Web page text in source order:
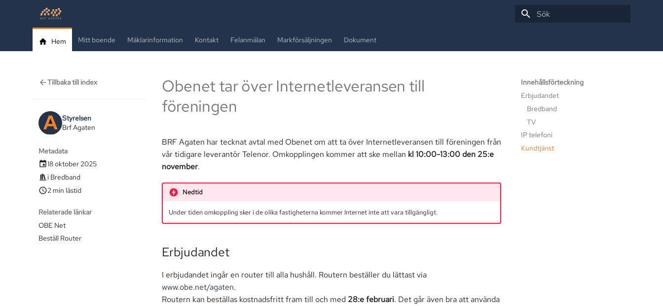
Hem Mitt boende Mäklarinformation Kontakt Felanmälan Markförsäljningen Dokument
Innehållsförteckning
Erbjudandet
Bredband
TV
IP telefoni
Kundtjänst
Tillbaka till index
Styrelsen
Brf Agaten
Metadata
18 oktober 2025
i Bredband
2 min lästid
Relaterade länkar
OBE Net
Beställ Router
Obenet tar över Internetleveransen till
föreningen
BRF Agaten har tecknat avtal med Obenet om att ta över Internetleveransen till föreningen från
vår tidigare leverantör Telenor. Omkopplingen kommer att ske mellan kl 10:00-13:00 den 25:e
november.
Nedtid
Under tiden omkoppling sker i de olika fastigheterna kommer Internet inte att vara tillgängligt.
Erbjudandet
I erbjudandet ingår en router till alla hushåll. Routern beställer du lättast via
www.obe.net/agaten.
Routern kan beställas kostnadsfritt fram till och med 28:e februari. Det går även bra att använda